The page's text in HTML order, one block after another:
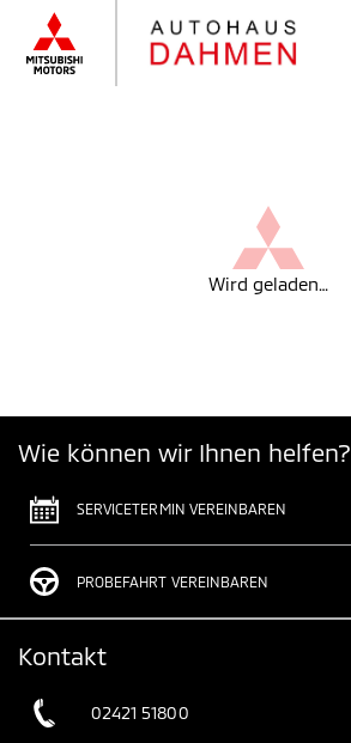
Wird geladen…
Wie können wir Ihnen helfen?
SERVICETERMIN VEREINBAREN
PROBEFAHRT VEREINBAREN
Kontakt
02421 51800